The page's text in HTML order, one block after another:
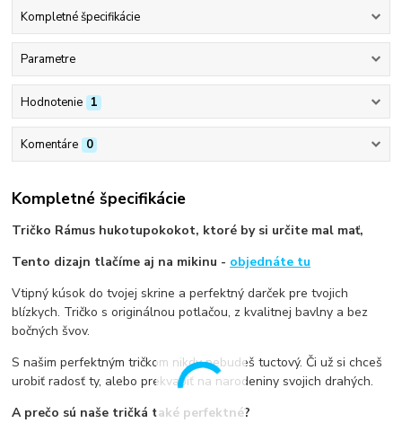
Kompletné špecifikácie
Parametre
Hodnotenie 1
Komentáre 0
Kompletné špecifikácie
Tričko Rámus hukotupokokot, ktoré by si určite mal mať,
Tento dizajn tlačíme aj na mikinu - objednáte tu
Vtipný kúsok do tvojej skrine a perfektný darček pre tvojich
blízkych. Tričko s originálnou potlačou, z kvalitnej bavlny a bez
bočných švov.
S našim perfektným tričkom nikdy nebudeš tuctový. Či už si chceš
urobiť radosť ty, alebo prekvapiť na narodeniny svojich drahých.
A prečo sú naše tričká také perfektné?